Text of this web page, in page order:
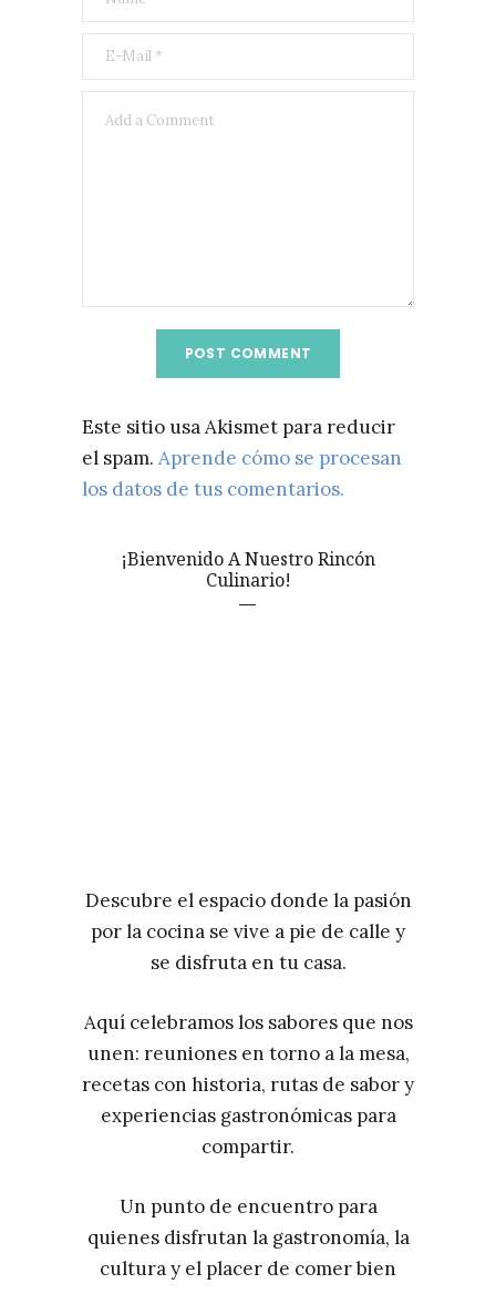
Este sitio usa Akismet para reducir
el spam. Aprende cómo se procesan
los datos de tus comentarios.
¡Bienvenido A Nuestro Rincón
Culinario!
Descubre el espacio donde la pasión
por la cocina se vive a pie de calle y
se disfruta en tu casa.
Aquí celebramos los sabores que nos
unen: reuniones en torno a la mesa,
recetas con historia, rutas de sabor y
experiencias gastronómicas para
compartir.
Un punto de encuentro para
quienes disfrutan la gastronomía, la
cultura y el placer de comer bien